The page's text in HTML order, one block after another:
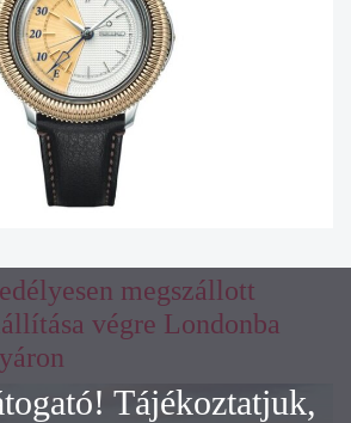
megszállott
végre Londonba
Tájékoztatjuk,